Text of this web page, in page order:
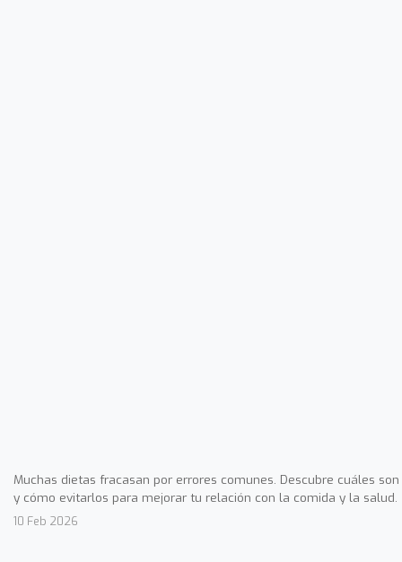
Muchas dietas fracasan por errores comunes. Descubre cuáles son
y cómo evitarlos para mejorar tu relación con la comida y la salud.
10 Feb 2026